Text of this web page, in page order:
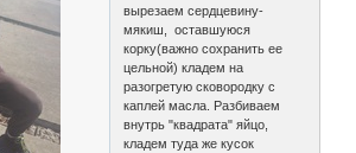
вырезаем сердцевину-
мякиш, оставшуюся
корку(важно сохранить ее
цельной) кладем на
разогретую сковородку с
каплей масла. Разбиваем
внутрь "квадрата" яйцо,
кладем туда же кусок